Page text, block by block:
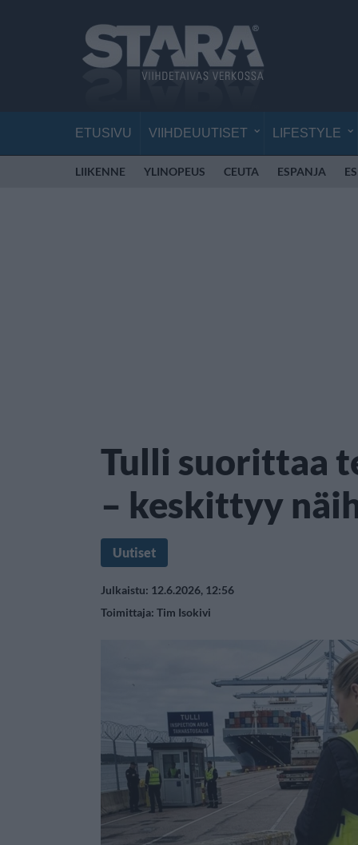
ETUSIVU VIIHDEUUTISET LIFESTYLE
LIIKENNE YLINOPEUS CEUTA ESPANJA
Tulli suorittaa
– keskittyy
Uutiset
Julkaistu: 12.6.2026, 12:56
Toimittaja: Tim Isokivi